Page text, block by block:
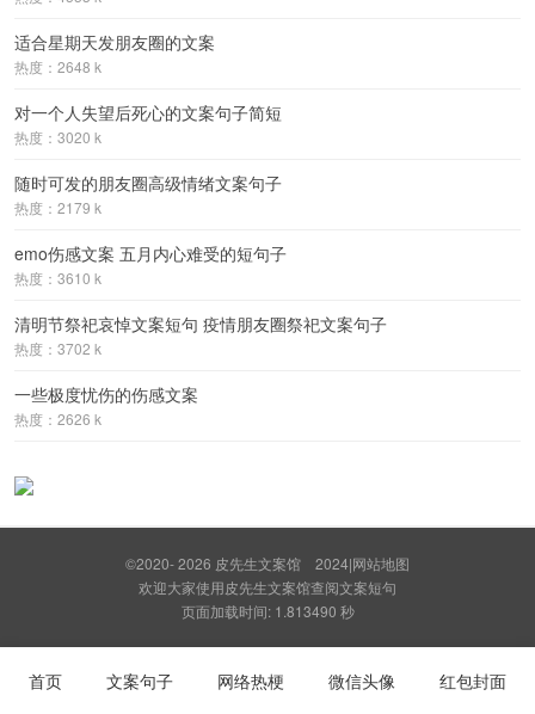
适合星期天发朋友圈的文案
热度：2648 k
对一个人失望后死心的文案句子简短
热度：3020 k
随时可发的朋友圈高级情绪文案句子
热度：2179 k
emo伤感文案 五月内心难受的短句子
热度：3610 k
清明节祭祀哀悼文案短句 疫情朋友圈祭祀文案句子
热度：3702 k
一些极度忧伤的伤感文案
热度：2626 k
©2020- 2026 皮先生文案馆 2024|网站地图
欢迎大家使用皮先生文案馆查阅文案短句
页面加载时间: 1.813490 秒
首页 文案句子 网络热梗 微信头像 红包封面